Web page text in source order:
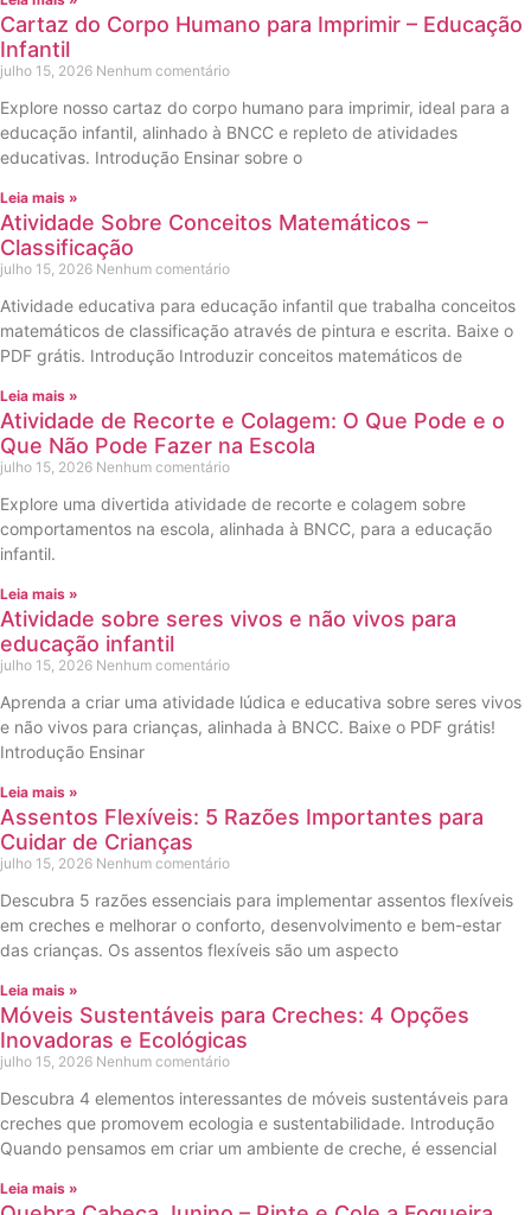
Cartaz do Corpo Humano para Imprimir – Educação
Infantil
julho 15, 2026 Nenhum comentário
Explore nosso cartaz do corpo humano para imprimir, ideal para a
educação infantil, alinhado à BNCC e repleto de atividades
educativas. Introdução Ensinar sobre o
Leia mais »
Atividade Sobre Conceitos Matemáticos –
Classificação
julho 15, 2026 Nenhum comentário
Atividade educativa para educação infantil que trabalha conceitos
matemáticos de classificação através de pintura e escrita. Baixe o
PDF grátis. Introdução Introduzir conceitos matemáticos de
Leia mais »
Atividade de Recorte e Colagem: O Que Pode e o
Que Não Pode Fazer na Escola
julho 15, 2026 Nenhum comentário
Explore uma divertida atividade de recorte e colagem sobre
comportamentos na escola, alinhada à BNCC, para a educação
infantil.
Leia mais »
Atividade sobre seres vivos e não vivos para
educação infantil
julho 15, 2026 Nenhum comentário
Aprenda a criar uma atividade lúdica e educativa sobre seres vivos
e não vivos para crianças, alinhada à BNCC. Baixe o PDF grátis!
Introdução Ensinar
Leia mais »
Assentos Flexíveis: 5 Razões Importantes para
Cuidar de Crianças
julho 15, 2026 Nenhum comentário
Descubra 5 razões essenciais para implementar assentos flexíveis
em creches e melhorar o conforto, desenvolvimento e bem-estar
das crianças. Os assentos flexíveis são um aspecto
Leia mais »
Móveis Sustentáveis para Creches: 4 Opções
Inovadoras e Ecológicas
julho 15, 2026 Nenhum comentário
Descubra 4 elementos interessantes de móveis sustentáveis para
creches que promovem ecologia e sustentabilidade. Introdução
Quando pensamos em criar um ambiente de creche, é essencial
Leia mais »